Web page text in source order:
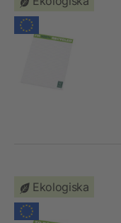
Ekologiska